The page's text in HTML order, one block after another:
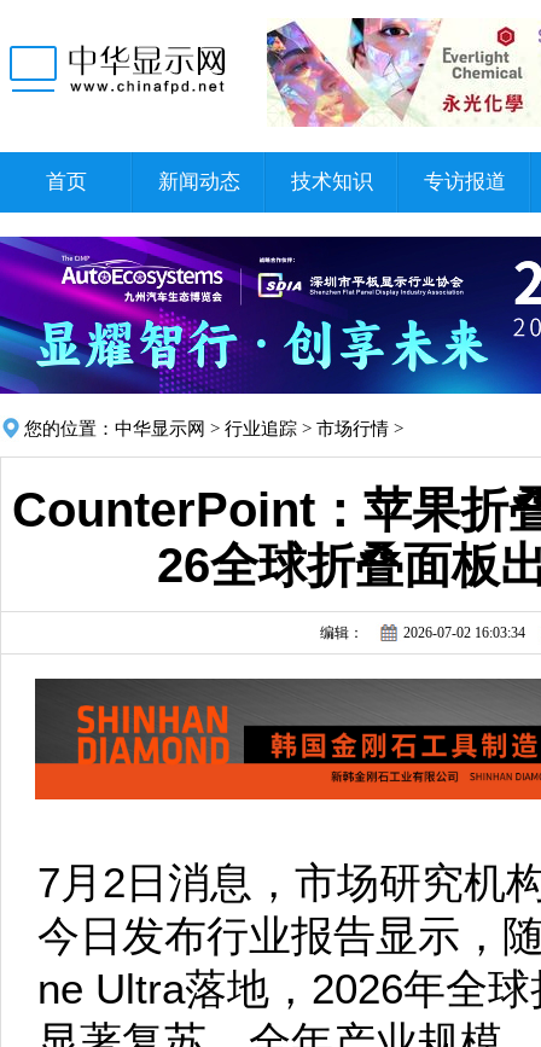
首页 新闻动态 技术知识 专访报道
您的位置： 中华显示网 > 行业追踪 > 市场行情 >
CounterPoint：苹果折
26全球折叠面板
编辑： 2026-07-02 16:03:34
7月2日消息，市场研究机
今日发布行业报告显示，
ne Ultra落地，2026年全